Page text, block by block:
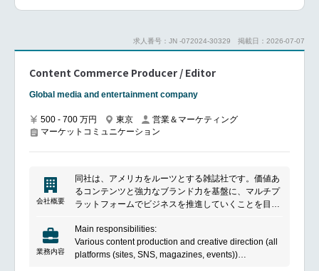
ジェクトリーダー等をお任せします。
■働く環境
育休取得率100％・復帰率も高い実績が示す通り、家
庭と仕事を両立しながら長く働ける環境が整っていま
年間休日125日・土日祝休みといった充実した休暇制
度により、オンとオフのメリハリをつけた働き方が可
ジが変わっても安心して働けます。
マーケティング予算の管理およびROI最大化に向けた
市場動向、消費者行動、競合分析に基づいた戦略立案
ケティング資料の企画・制作管理
ャネル施策の企画・実行
グローバル／リージョナルマーケティングチームとの
KPIのモニタリングおよび分析、改善提案の実施
営業チームと連携したキーアカウント向け戦略の策定
およびシェア拡大支援
ドガイドライン遵守
求人番号：JN -072024-30329 掲載日：2026-07-07
Content Commerce Producer / Editor
Global media and entertainment company
500 - 700 万円 東京
営業＆マーケティング
マーケットコミュニケーション
会社概要
同社は、アメリカをルーツとする雑誌社です。価値あ
るコンテンツと強力なブランド力を基盤に、マルチプ
ラットフォームでビジネスを推進していくことを目指
プクラスのタイトルを誇り、デジタル化を進める先駆
者としての自覚を持ちながらも、デジタル化は最終目
標ではなく、進化の必然と捉えています。インターネ
業務内容
Main responsibilities:
Various content production and creative direction (all
platforms (sites, SNS, magazines, events))